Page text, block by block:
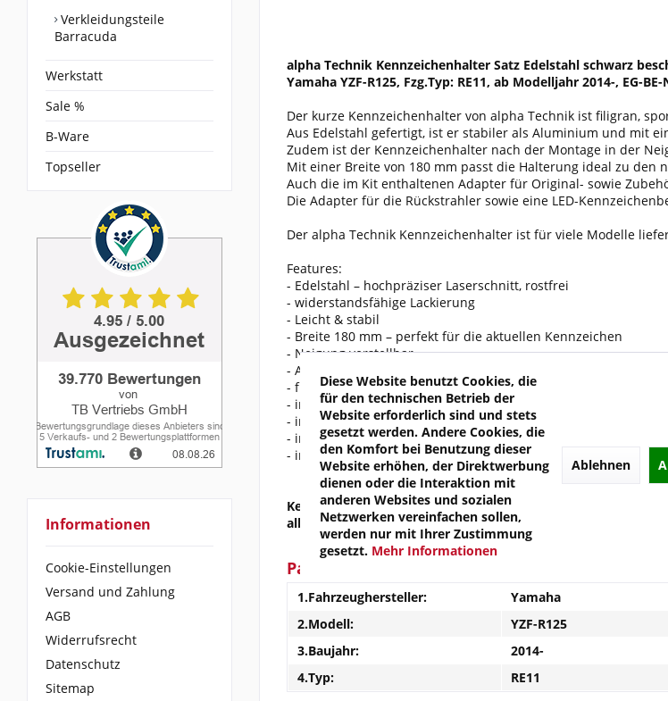
Verkleidungsteile
Barracuda
Werkstatt
Sale %
B-Ware
Topseller
Informationen
Cookie-Einstellungen
Versand und Zahlung
AGB
Widerrufsrecht
Datenschutz
Sitemap
alpha Technik Kennzeichenhalter Satz Edelstahl schwarz
Yamaha YZF-R125, Fzg.Typ: RE11, ab Modelljahr 2014-, EG-
Der kurze Kennzeichenhalter von alpha Technik ist filigran,
Aus Edelstahl gefertigt, ist er stabiler als Aluminium und mit
Zudem ist der Kennzeichenhalter nach der Montage in der
Mit einer Breite von 180 mm passt die Halterung ideal zu den
Auch die im Kit enthaltenen Adapter für Original- sowie
Die Adapter für die Rückstrahler sowie eine LED-
Der alpha Technik Kennzeichenhalter ist für viele Modelle
Features:
- Edelstahl – hochpräziser Laserschnitt, rostfrei
- widerstandsfähige Lackierung
- Leicht & stabil
- Breite 180 mm – perfekt für die aktuellen Kennzeichen
- Neigung verstellbar
- Adapter breitenverstellbar – falls mal ein Seitenkoffer im Weg
- für Bikes mit Tieferlegung geeignet
- inkl. Rückstrahleradapter (sollte der originale Rückstrahler
- inkl. LED-Beleuchtung – optisch schön, hell und leicht
- inkl. Blinkeradapter für Original- und Zubehörblinker
- inkl. aller Befestigungsmaterialien und Schrauben für die
Kennzeichenhalter, Halter Rückstrahler, Adapter
alle notwenigen Umbauteile
Passend für folgende Modelle:
1.Fahrzeughersteller:
Yamaha
2.Modell:
YZF-R125
3.Baujahr:
2014-
4.Typ:
RE11
Diese Website benutzt Cookies, die
für den technischen Betrieb der
Website erforderlich sind und stets
gesetzt werden. Andere Cookies, die
den Komfort bei Benutzung dieser
Website erhöhen, der Direktwerbung
dienen oder die Interaktion mit
anderen Websites und sozialen
Netzwerken vereinfachen sollen,
werden nur mit Ihrer Zustimmung
gesetzt. Mehr Informationen
Ablehnen